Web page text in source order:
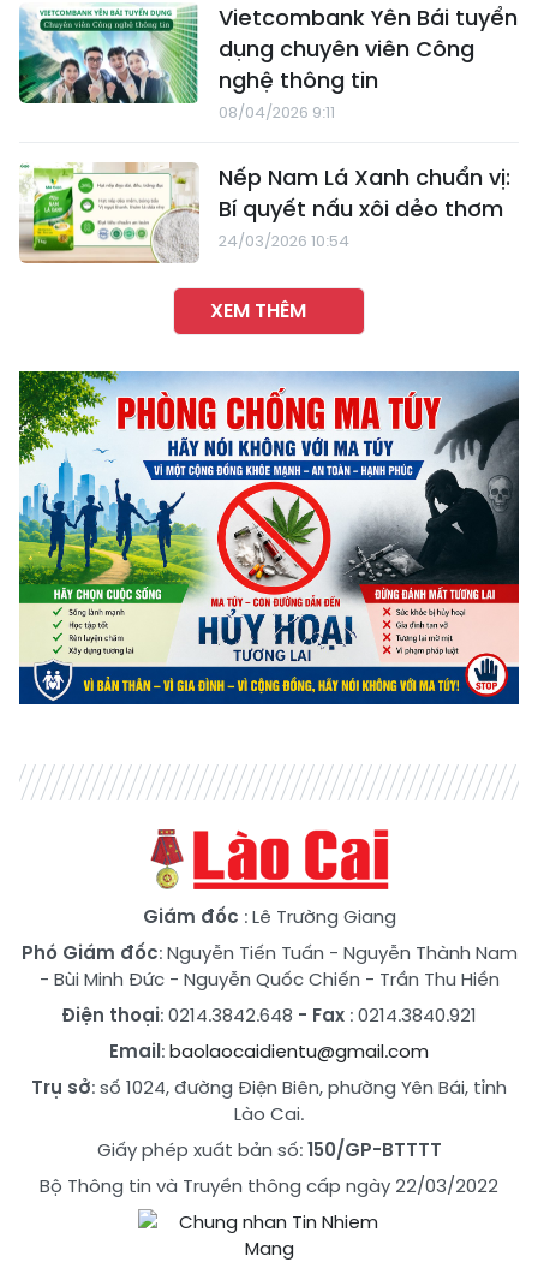
Vietcombank Yên Bái tuyển
dụng chuyên viên Công
nghệ thông tin
08/04/2026 9:11
Nếp Nam Lá Xanh chuẩn vị:
Bí quyết nấu xôi dẻo thơm
24/03/2026 10:54
XEM THÊM
Giám đốc : Lê Trường Giang
Phó Giám đốc:Nguyễn Tiến Tuấn - Nguyễn Thành Nam
- Bùi Minh Đức- Nguyễn Quốc Chiến - Trần Thu Hiền
Điện thoại: 0214.3842.648 - Fax : 0214.3840.921
Email:baolaocaidientu@gmail.com
Trụ sở: số 1024, đường Điện Biên, phường Yên Bái, tỉnh
Lào Cai.
Giấy phép xuất bản số:150/GP-BTTTT
Bộ Thông tin và Truyền thông cấp ngày 22/03/2022